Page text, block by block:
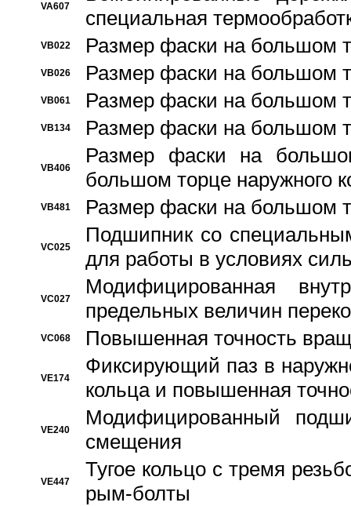
VA607
специальная
VB022 Размер фаски на большом
VB026 Размер фаски на большом
VB061 Размер фаски на большом
VB134 Размер фаски на большом
VB406
Размер фаски на
большом торце наружного
VB481 Размер фаски на большом
VC025
Подшипник со
для работы в условиях
VC027
Модифицированная
предельных величин
VC068 Повышенная точность
VE174
Фиксирующий паз в
кольца и повышенная
VE240
Модифицированный
смещения
VE447
Тугое кольцо с тремя
рым-болты